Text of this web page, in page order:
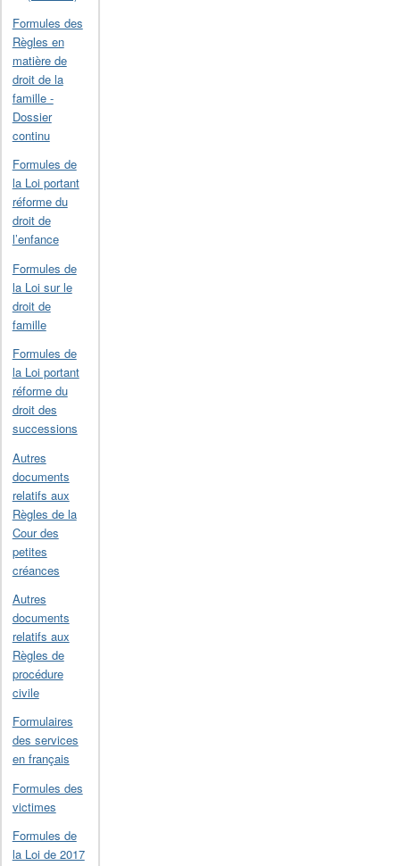
Formules des
Règles en
matière de
droit de la
famille -
Dossier
continu
Formules de
la Loi portant
réforme du
droit de
l’enfance
Formules de
la Loi sur le
droit de
famille
Formules de
la Loi portant
réforme du
droit des
successions
Autres
documents
relatifs aux
Règles de la
Cour des
petites
créances
Autres
documents
relatifs aux
Règles de
procédure
civile
Formulaires
des services
en français
Formules des
victimes
Formules de
la Loi de 2017